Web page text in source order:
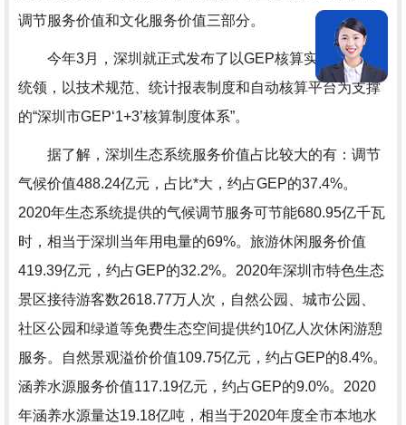
调节服务价值和文化服务价值三部分。
今年3月，深圳就正式发布了以GEP核算实施方案为
统领，以技术规范、统计报表制度和自动核算平台为支撑
的“深圳市GEP‘1+3’核算制度体系”。
据了解，深圳生态系统服务价值占比较大的有：调节
气候价值488.24亿元，占比*大，约占GEP的37.4%。
2020年生态系统提供的气候调节服务可节能680.95亿千瓦
时，相当于深圳当年用电量的69%。旅游休闲服务价值
419.39亿元，约占GEP的32.2%。2020年深圳市特色生态
景区接待游客数2618.77万人次，自然公园、城市公园、
社区公园和绿道等免费生态空间提供约10亿人次休闲游憩
服务。自然景观溢价价值109.75亿元，约占GEP的8.4%。
涵养水源服务价值117.19亿元，约占GEP的9.0%。2020
年涵养水源量达19.18亿吨，相当于2020年度全市本地水